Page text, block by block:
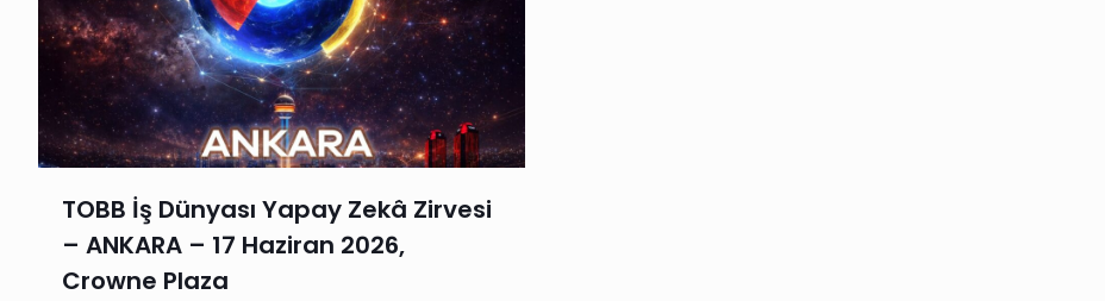
TOBB İş Dünyası Yapay Zekâ Zirvesi
– ANKARA – 17 Haziran 2026,
Crowne Plaza